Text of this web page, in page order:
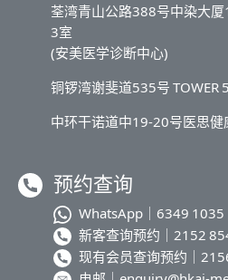
荃湾青山公路388号中染大
3室
(安美医学诊断中心)
铜锣湾谢斐道535号 TOWER
中环干诺道中19-20号医思
预约查询
WhatsApp｜ 6349 1035
新客查询预约｜ 2152
现有会员查询预约｜